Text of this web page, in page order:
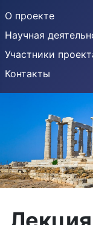
О проекте
Научная
Участники
Контакты